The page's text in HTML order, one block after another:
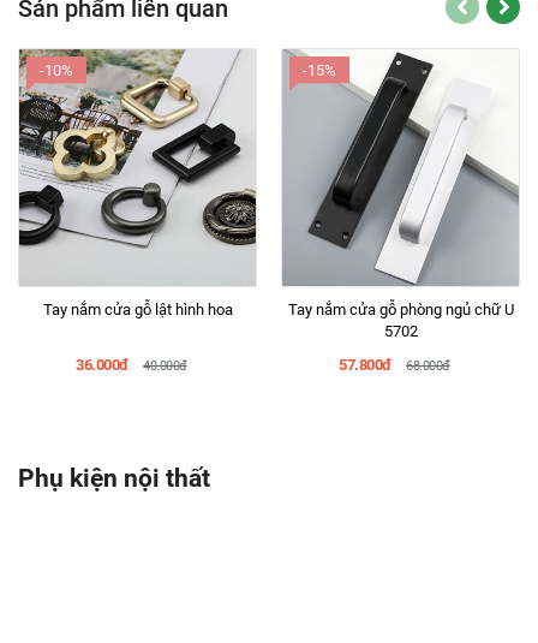
Sản phẩm liên quan
-10%
Tay nắm cửa gỗ lật hình hoa
36.000đ 40.000đ
-15%
Tay nắm cửa gỗ phòng ngủ chữ U
5702
57.800đ
68.000đ
Phụ kiện nội thất